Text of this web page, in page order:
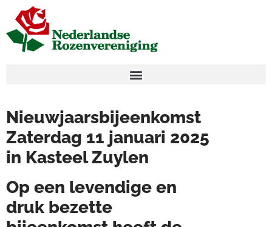
Nieuwjaarsbijeenkomst
Zaterdag 11 januari 2025
in Kasteel Zuylen
Op een levendige en
druk bezette